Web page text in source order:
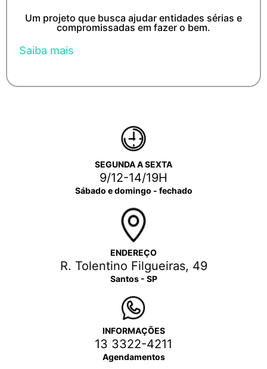
Um projeto que busca ajudar entidades sérias e
compromissadas em fazer o bem.
Saiba mais
SEGUNDA A SEXTA
9/12-14/19H
Sábado e domingo - fechado
ENDEREÇO
R. Tolentino Filgueiras, 49
Santos - SP
INFORMAÇÕES
13 3322-4211
Agendamentos